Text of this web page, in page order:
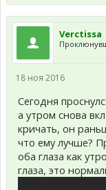
Verctissa
18 ноя 2016
Сегодня
а утром снова
кричать, он
что ему лучше?
оба глаза как
глаза, это